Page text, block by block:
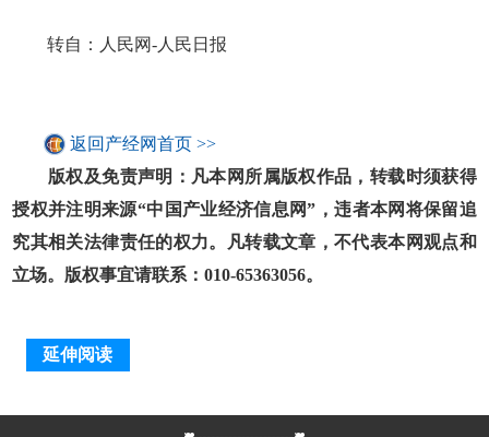
转自：人民网-人民日报
返回产经网首页 >>
版权及免责声明：凡本网所属版权作品，转载时须获得
授权并注明来源“中国产业经济信息网”，违者本网将保留追
究其相关法律责任的权力。凡转载文章，不代表本网观点和
立场。版权事宜请联系：010-65363056。
延伸阅读